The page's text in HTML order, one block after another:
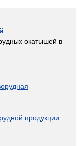
окатышей в
продукции